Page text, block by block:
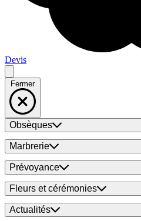
Devis
Fermer
Obsèques
Marbrerie
Prévoyance
Fleurs et cérémonies
Actualités